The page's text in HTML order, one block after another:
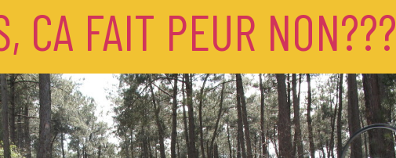
CA FAIT PEUR NON???